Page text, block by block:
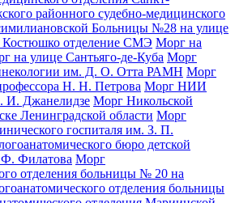
районного судебно-медицинского
Больницы №28 на улице
отделение СМЭ Морг на
на улице Сантьяго-де-Куба Морг
им. Д. О. Отта РАМН Морг
Н. Н. Петрова Морг НИИ
И. Джанелидзе Морг Никольской
Ленинградской области Морг
госпиталя им. З. П.
бюро детской
Филатова Морг
отделения больницы № 20 на
отделения больницы